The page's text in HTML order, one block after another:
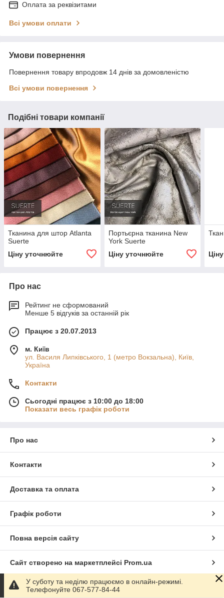
Оплата за реквізитами
Всі умови оплати
Умови повернення
Повернення товару впродовж 14 днів за домовленістю
Всі умови повернення
Подібні товари компанії
Тканина для штор Atlanta
Suerte
Ціну уточнюйте
Портьєрна тканина New
York Suerte
Ціну уточнюйте
Про нас
Рейтинг не сформований
Менше 5 відгуків за останній рік
Працює з 20.07.2013
м. Київ
ул. Василя Липківського, 1 (метро Вокзальна), Київ,
Україна
Контакти
Сьогодні працює з 10:00 до 18:00
Показати весь графік роботи
Про нас
Контакти
Доставка та оплата
Графік роботи
Повна версія сайту
Сайт створено на маркетплейсі Prom.ua
Політика конфіденційності
У суботу та неділю працюємо в онлайн-режимі.
Телефонуйте 067-577-84-44